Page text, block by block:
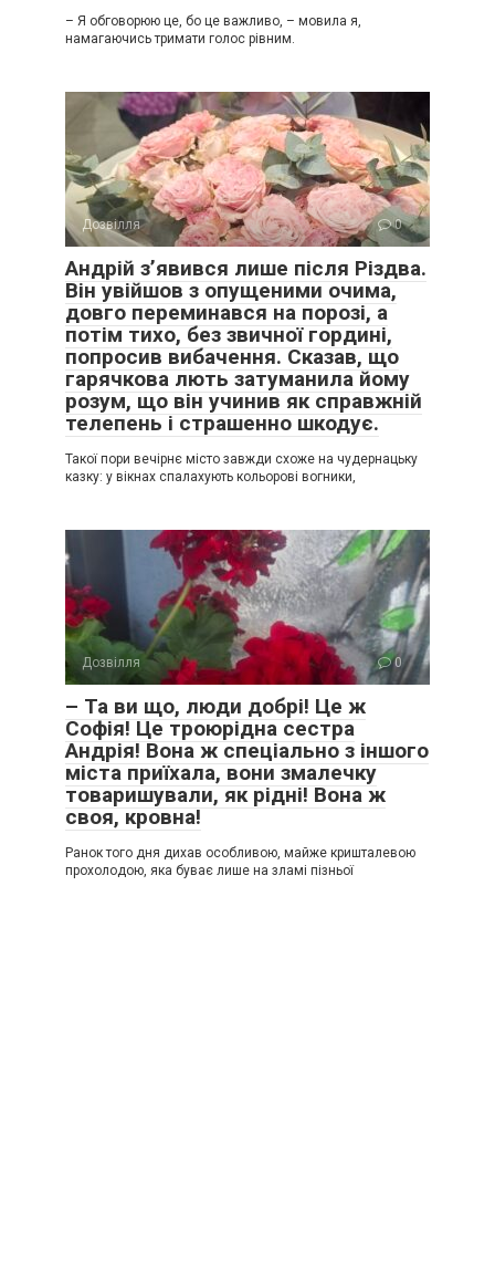
– Я обговорюю це, бо це важливо, – мовила я,
намагаючись тримати голос рівним.
Дозвілля 0
Андрій з’явився лише після Різдва.
Він увійшов з опущеними очима,
довго переминався на порозі, а
потім тихо, без звичної гордині,
попросив вибачення. Сказав, що
гарячкова лють затуманила йому
розум, що він учинив як справжній
телепень і страшенно шкодує.
Такої пори вечірнє місто завжди схоже на чудернацьку
казку: у вікнах спалахують кольорові вогники,
Дозвілля 0
– Та ви що, люди добрі! Це ж
Софія! Це троюрідна сестра
Андрія! Вона ж спеціально з іншого
міста приїхала, вони змалечку
товаришували, як рідні! Вона ж
своя, кровна!
Ранок того дня дихав особливою, майже кришталевою
прохолодою, яка буває лише на зламі пізньої